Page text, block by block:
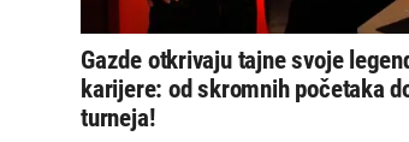
Gazde otkrivaju tajne svoje
karijere: od skromnih početaka
turneja!